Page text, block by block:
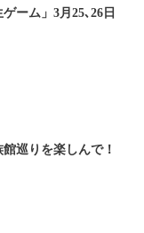
ーム」3月25､26日
巡りを楽しんで！